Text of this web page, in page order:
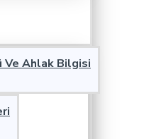
Ve Ahlak Bilgisi